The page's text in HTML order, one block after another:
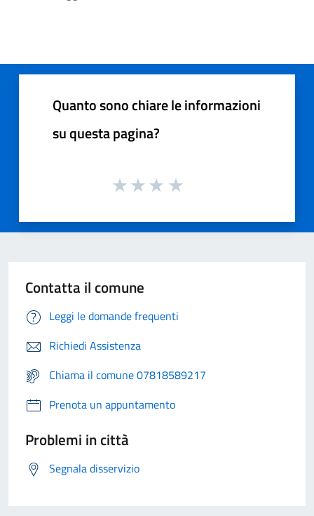
Quanto sono chiare le informazioni
su questa pagina?
Contatta il comune
Leggi le domande frequenti
Richiedi Assistenza
Chiama il comune 07818589217
Prenota un appuntamento
Problemi in città
Segnala disservizio